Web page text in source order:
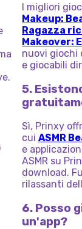
I migliori
Makeup:
Ragazza
Makeover:
nuovi giochi
e giocabili
5.
Sì, Prinxy
cui ASMR
e
ASMR su
download.
rilassanti
6. Posso
un'app?